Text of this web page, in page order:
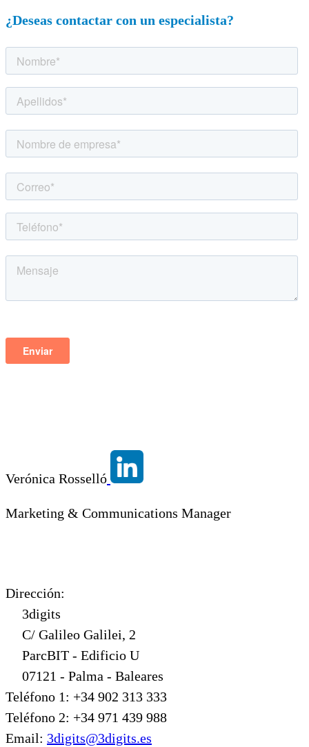
¿Deseas contactar con un especialista?
Verónica Rosselló
Marketing & Communications Manager
Dirección:
3digits
C/ Galileo Galilei, 2
ParcBIT - Edificio U
07121 - Palma - Baleares
Teléfono 1: +34 902 313 333
Teléfono 2: +34 971 439 988
Email: 3digits@3digits.es